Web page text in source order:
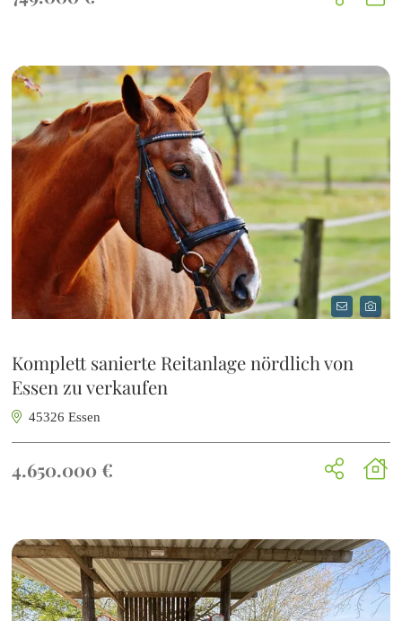
Komplett sanierte Reitanlage nördlich von
Essen zu verkaufen
45326 Essen
4.650.000 €